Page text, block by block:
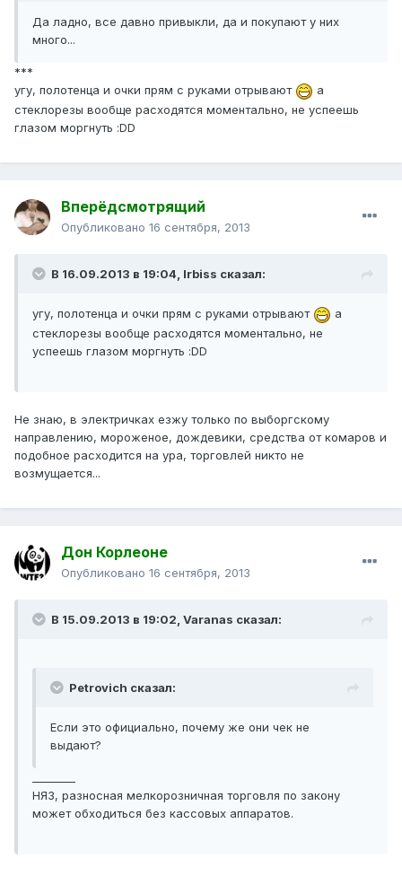
Да ладно, все давно привыкли, да и покупают у них
много...
***
угу, полотенца и очки прям с руками отрывают
а
стеклорезы вообще расходятся моментально, не успеешь
глазом моргнуть :DD
Вперёдсмотрящий
Опубликовано 16 сентября, 2013
В 16.09.2013 в 19:04, Irbiss сказал:
угу, полотенца и очки прям с руками отрывают
а
стеклорезы вообще расходятся моментально, не
успеешь глазом моргнуть :DD
Не знаю, в электричках езжу только по выборгскому
направлению, мороженое, дождевики, средства от комаров и
подобное расходится на ура, торговлей никто не
возмущается...
Дон Корлеоне
Опубликовано 16 сентября, 2013
В 15.09.2013 в 19:02, Varanas сказал:
Petrovich сказал:
Если это официально, почему же они чек не
выдают?
НЯЗ, разносная мелкорозничная торговля по закону
может обходиться без кассовых аппаратов.